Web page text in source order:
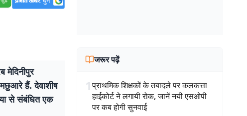
हैं. देवाशीष
से संबंधित एक
जरूर पढ़ें
1प्राथमिक शिक्षकों के तबादले पर कलकत्ता
हाईकोर्ट ने लगायी रोक, जानें नयी एसओपी
पर कब होगी सुनवाई